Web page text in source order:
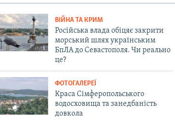
ВІЙНА ТА КРИМ
Російська влада обіцяє закрити
морський шлях українським
БпЛА до Севастополя. Чи реально
це?
ФОТОГАЛЕРЕЇ
Краса Сімферопольського
водосховища та занедбаність
довкола